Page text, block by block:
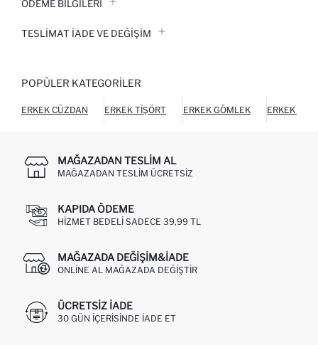
ÖDEME BİLGİLERİ
TESLIMAT İADE VE DEĞIŞIM
POPÜLER KATEGORILER
ERKEK CÜZDAN ERKEK TIŞÖRT ERKEK GÖMLEK ERKEK
MAĞAZADAN TESLIM AL
MAĞAZADAN TESLIM ÜCRETSIZ
KAPIDA ÖDEME
HIZMET BEDELI SADECE 39,99 TL
MAĞAZADA DEĞIŞIM&İADE
ONLINE AL MAĞAZADA DEĞIŞTIR
ÜCRETSIZ IADE
30 GÜN IÇERISINDE IADE ET